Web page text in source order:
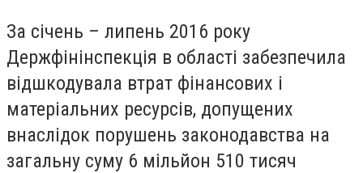
За січень – липень 2016 року
Держфінінспекція в області забезпечила
відшкодувала втрат фінансових і
матеріальних ресурсів, допущених
внаслідок порушень законодавства на
загальну суму 6 мільйон 510 тисяч